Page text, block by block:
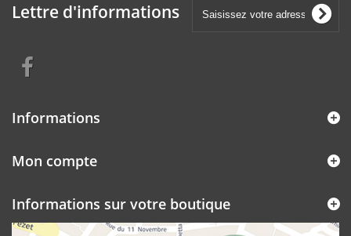
Lettre d'informations
Informations
Mon compte
Informations sur votre boutique